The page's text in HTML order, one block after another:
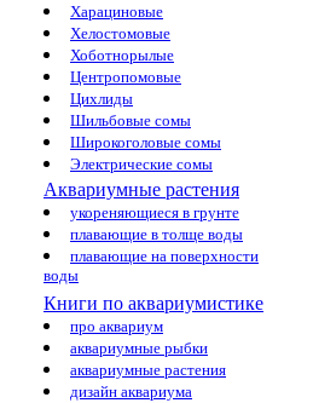
Харациновые
Хелостомовые
Хоботнорылые
Центропомовые
Цихлиды
Шильбовые сомы
Широкоголовые сомы
Электрические сомы
Аквариумные растения
укореняющиеся в грунте
плавающие в толще воды
плавающие на поверхности
воды
Книги по аквариумистике
про аквариум
аквариумные рыбки
аквариумные растения
дизайн аквариума